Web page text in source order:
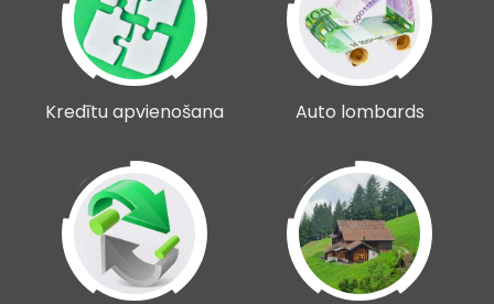
Kredītu apvienošana Auto lombards